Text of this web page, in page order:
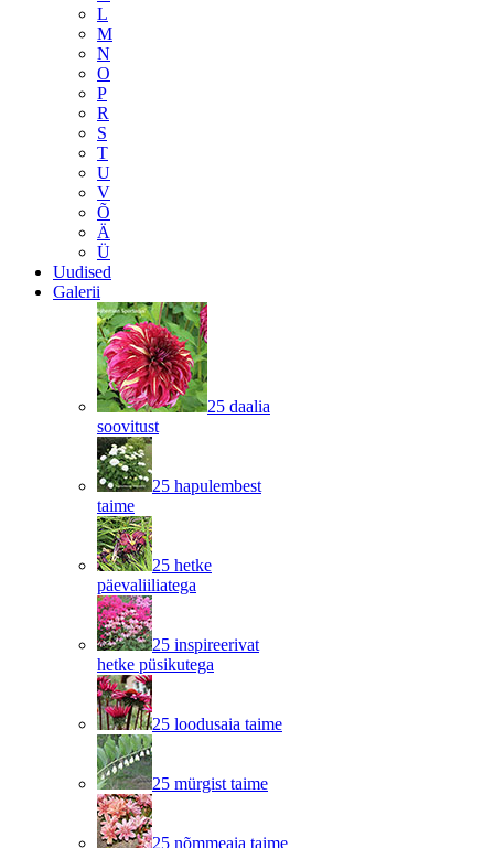
L
M
N
O
P
R
S
T
U
V
Õ
Ä
Ü
Uudised
Galerii
25 daalia
soovitust
25 hapulembest
taime
25 hetke
päevaliiliatega
25 inspireerivat
hetke püsikutega
25 loodusaia taime
25 mürgist taime
25 nõmmeaia taime